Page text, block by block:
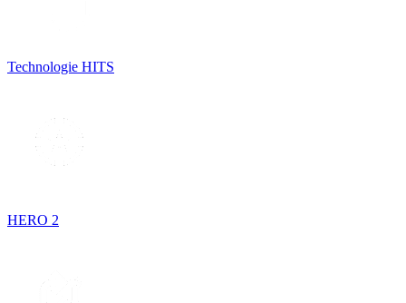
Technologie HITS
HERO 2